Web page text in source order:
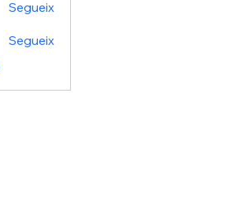
Segueix
Segueix